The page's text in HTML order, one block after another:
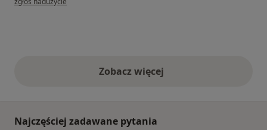
Zobacz więcejopinie powyżej
Najczęściej zadawane pytania